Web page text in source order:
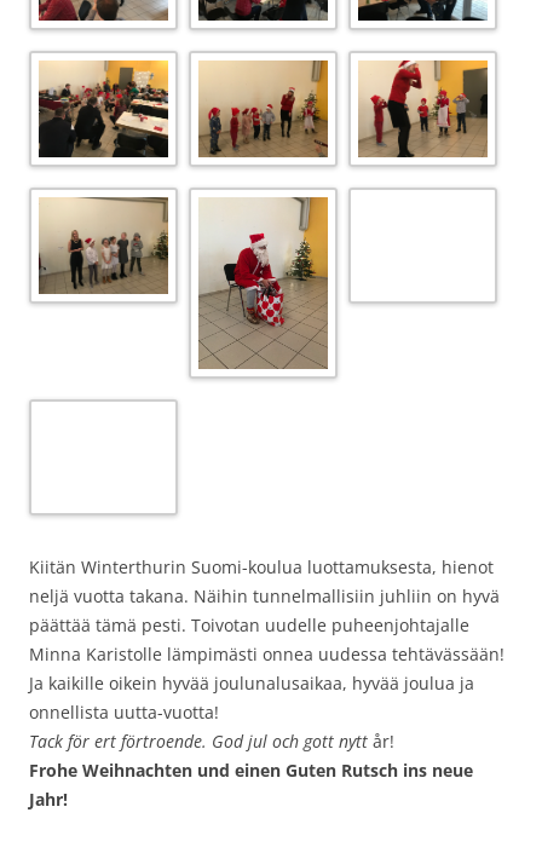
Kiitän Winterthurin Suomi-koulua luottamuksesta, hienot
neljä vuotta takana. Näihin tunnelmallisiin juhliin on hyvä
päättää tämä pesti. Toivotan uudelle puheenjohtajalle
Minna Karistolle lämpimästi onnea uudessa tehtävässään!
Ja kaikille oikein hyvää joulunalusaikaa, hyvää joulua ja
onnellista uutta-vuotta!
Tack för ert förtroende. God jul och gott nytt år!
Frohe Weihnachten und einen Guten Rutsch ins neue
Jahr!